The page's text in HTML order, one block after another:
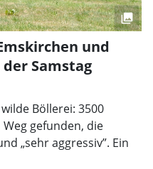
und
Samstag
Böllerei: 3500
gefunden, die
„sehr aggressiv”. Ein